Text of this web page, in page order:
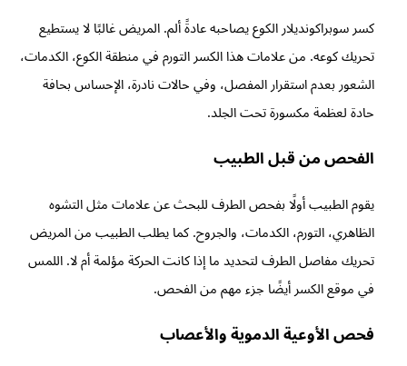
كسر سوبراكونديلار الكوع يصاحبه عادةً ألم. المريض غالبًا لا يستطيع
تحريك كوعه. من علامات هذا الكسر التورم في منطقة الكوع، الكدمات،
الشعور بعدم استقرار المفصل، وفي حالات نادرة، الإحساس بحافة
حادة لعظمة مكسورة تحت الجلد.
الفحص من قبل الطبيب
يقوم الطبيب أولًا بفحص الطرف للبحث عن علامات مثل التشوه
الظاهري، التورم، الكدمات، والجروح. كما يطلب الطبيب من المريض
تحريك مفاصل الطرف لتحديد ما إذا كانت الحركة مؤلمة أم لا. اللمس
في موقع الكسر أيضًا جزء مهم من الفحص.
فحص الأوعية الدموية والأعصاب